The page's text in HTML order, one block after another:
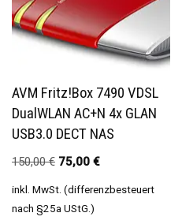
AVM Fritz!Box 7490 VDSL
DualWLAN AC+N 4x GLAN
USB3.0 DECT NAS
150,00€ 75,00 €
inkl. MwSt. (differenzbesteuert
nach §25a UStG.)